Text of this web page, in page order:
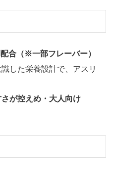
合（※一部フレーバー）
した栄養設計で、アスリ
さが控えめ・大人向け